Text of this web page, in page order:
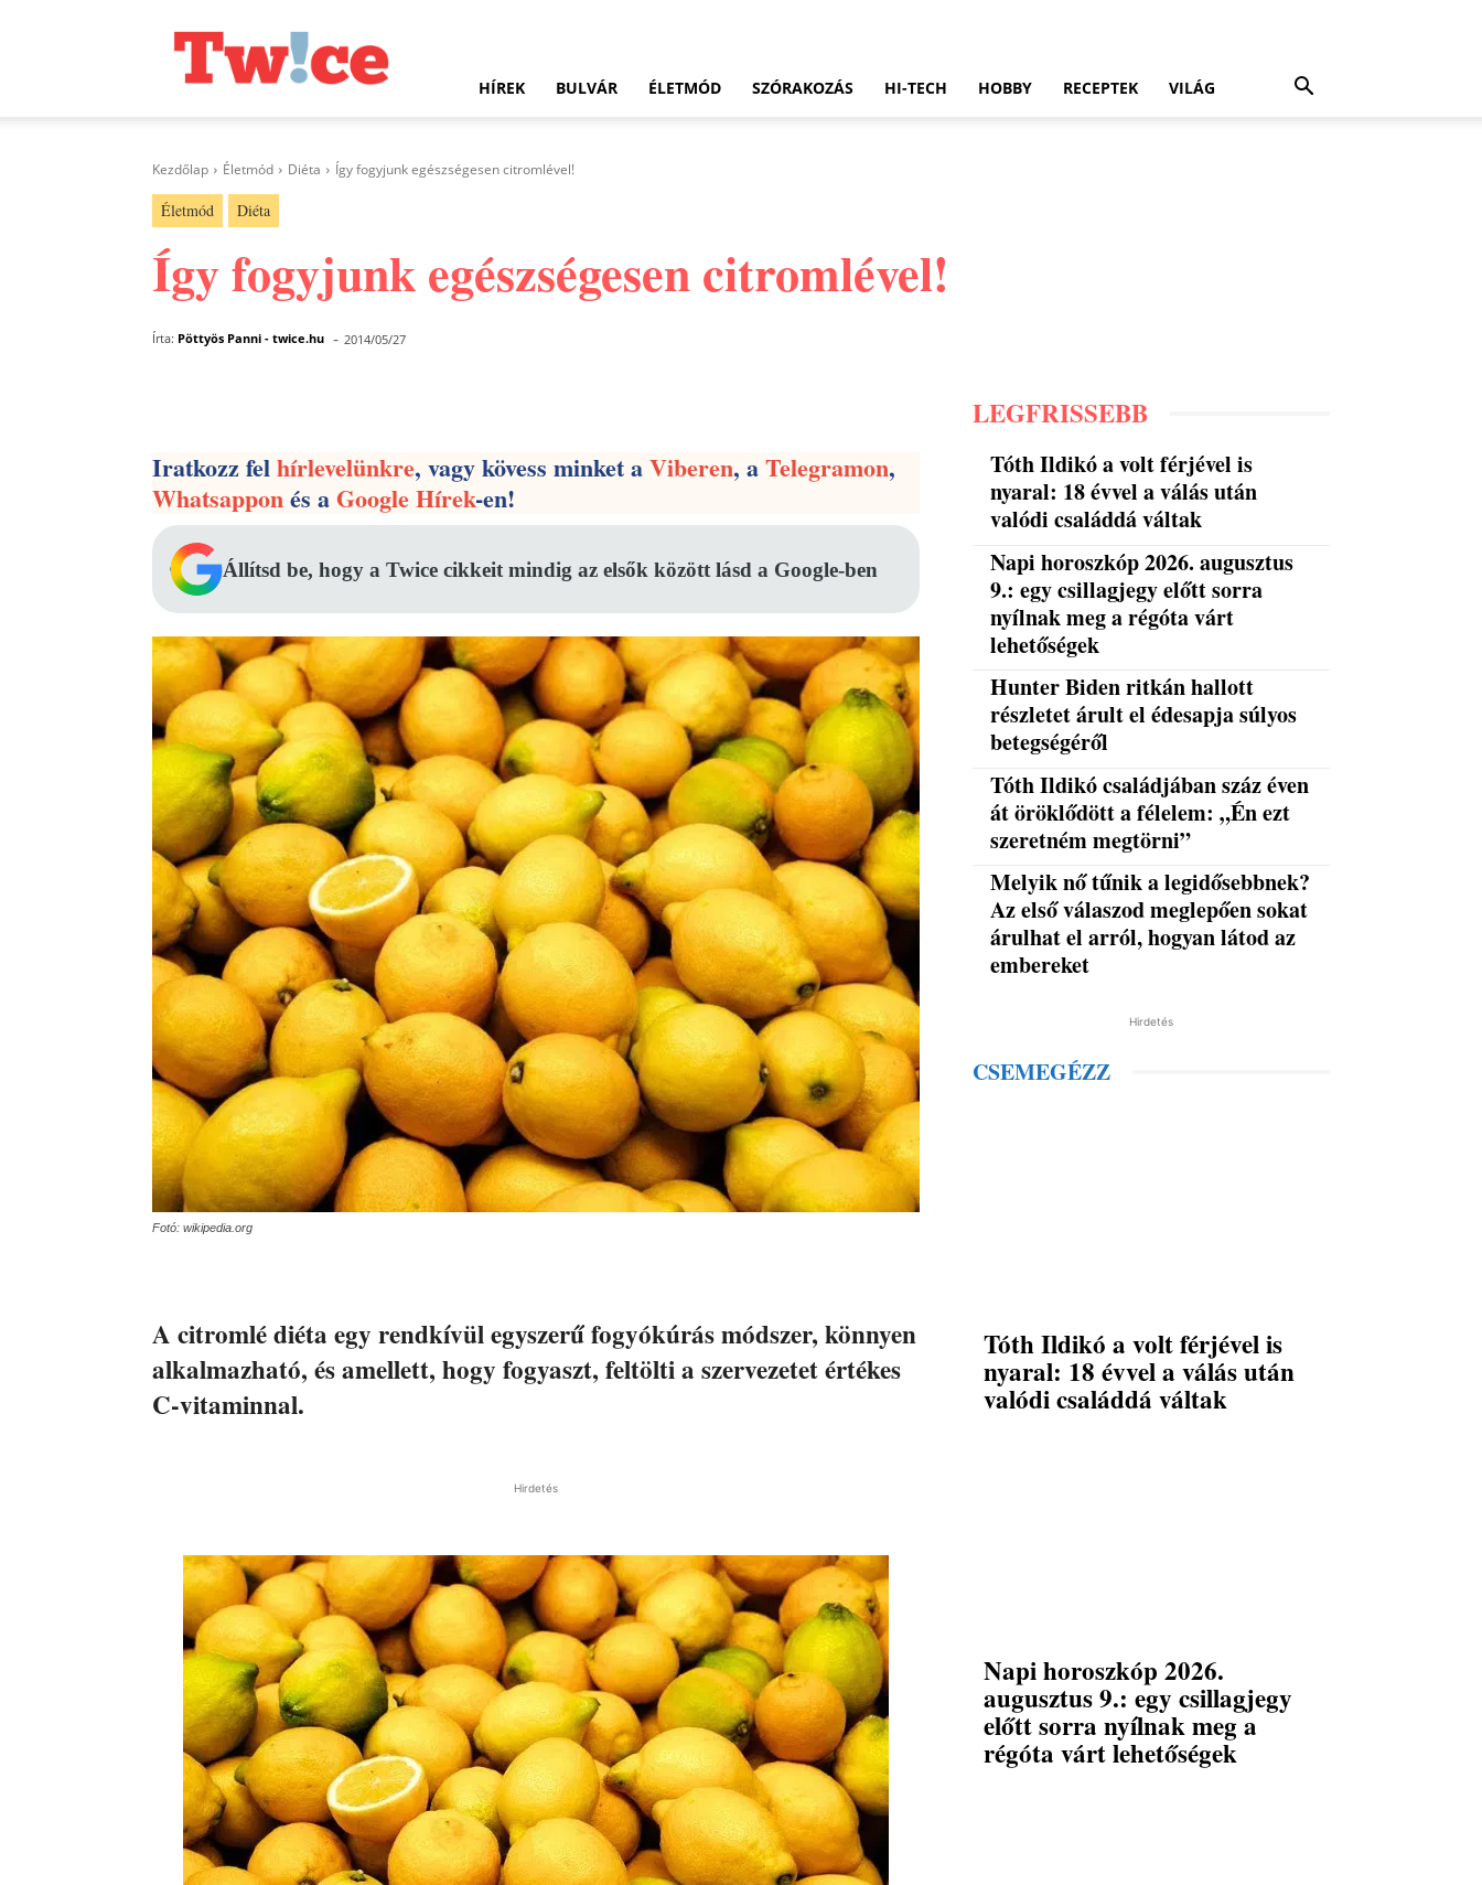
HÍREK BULVÁR ÉLETMÓD SZÓRAKOZÁS HI-TECH HOBBY RECEPTEK VILÁG
Kezdőlap Életmód Diéta Így fogyjunk egészségesen citromlével!
Életmód Diéta
Így fogyjunk egészségesen citromlével!
Írta: Pöttyös Panni - twice.hu - 2014/05/27
Iratkozz felhírlevelünkre, vagy kövess minket aViberen, aTelegramon,
Whatsapponés aGoogle Hírek-en!
Állítsd be, hogy a Twice cikkeit mindig az elsők között lásd a Google-ben
Fotó: wikipedia.org
A citromlé diéta egy rendkívül egyszerű fogyókúrás módszer, könnyen
alkalmazható, és amellett, hogy fogyaszt, feltölti a szervezetet értékes
C-vitaminnal.
Hirdetés
LEGFRISSEBB
Tóth Ildikó a volt férjével is
nyaral: 18 évvel a válás után
valódi családdá váltak
Napi horoszkóp 2026. augusztus
9.: egy csillagjegy előtt sorra
nyílnak meg a régóta várt
lehetőségek
Hunter Biden ritkán hallott
részletet árult el édesapja súlyos
betegségéről
Tóth Ildikó családjában száz éven
át öröklődött a félelem: „Én ezt
szeretném megtörni”
Melyik nő tűnik a legidősebbnek?
Az első válaszod meglepően sokat
árulhat el arról, hogyan látod az
embereket
Hirdetés
CSEMEGÉZZ
Tóth Ildikó a volt férjével is
nyaral: 18 évvel a válás után
valódi családdá váltak
Napi horoszkóp 2026.
augusztus 9.: egy csillagjegy
előtt sorra nyílnak meg a
régóta várt lehetőségek